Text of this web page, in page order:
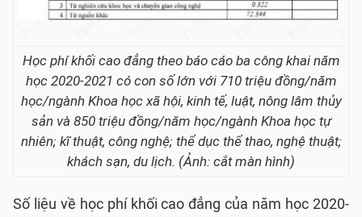
Học phí khối cao đẳng theo báo cáo ba công khai năm
học 2020-2021 có con số lớn với 710 triệu đồng/năm
học/ngành Khoa học xã hội, kinh tế, luật, nông lâm thủy
sản và 850 triệu đồng/năm học/ngành Khoa học tự
nhiên; kĩ thuật, công nghệ; thể dục thể thao, nghệ thuật;
khách sạn, du lịch. (Ảnh: cắt màn hình)
Số liệu về học phí khối cao đẳng của năm học 2020-